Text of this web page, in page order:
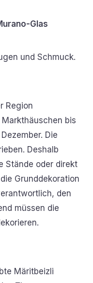
Glas
und Schmuck.
Region
bis
Die
Deshalb
Stände oder direkt
Grunddekoration
den
müssen die
Märitbeizli